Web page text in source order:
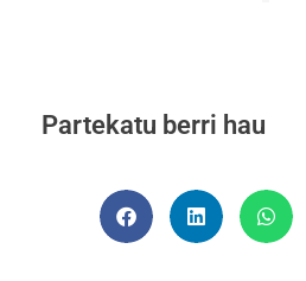
Partekatu berri hau